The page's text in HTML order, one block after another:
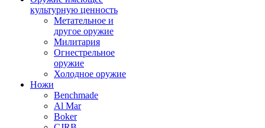
культурную ценность
Метательное и
другое оружие
Милитария
Огнестрельное
оружие
Холодное оружие
Ножи
Benchmade
Al Mar
Boker